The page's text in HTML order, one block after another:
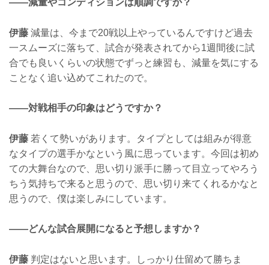
——減量やコンディションは順調ですか？
伊藤 減量は、今まで20戦以上やっているんですけど過去
一スムーズに落ちて、試合が発表されてから1週間後に試
合でも良いくらいの状態でずっと練習も、減量を気にする
ことなく追い込めてこれたので。
——対戦相手の印象はどうですか？
伊藤 若くて勢いがあります。タイプとしては組みが得意
なタイプの選手かなという風に思っています。今回は初め
ての大舞台なので、思い切り派手に勝って目立ってやろう
ちう気持ちで来ると思うので、思い切り来てくれるかなと
思うので、僕は楽しみにしています。
——どんな試合展開になると予想しますか？
伊藤 判定はないと思います。しっかり仕留めて勝ちま